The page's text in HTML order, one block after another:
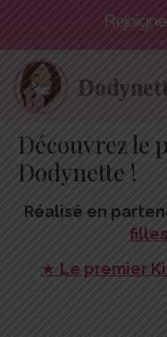
Découvrez le
Dodynette !
Réalisé en
filles
★ Le premier